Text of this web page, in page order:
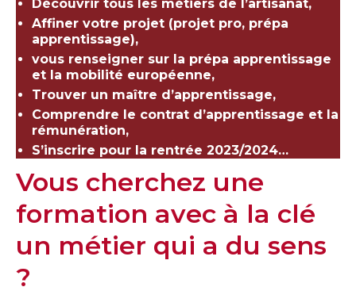
Découvrir tous les métiers de l’artisanat,
Affiner votre projet (projet pro, prépa
apprentissage),
vous renseigner sur la prépa apprentissage
et la mobilité européenne,
Trouver un maître d’apprentissage,
Comprendre le contrat d’apprentissage et la
rémunération,
S’inscrire pour la rentrée 2023/2024…
Vous cherchez une
formation avec à la clé
un métier qui a du sens
?